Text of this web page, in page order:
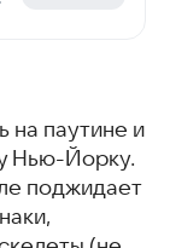
на паутине и
Нью-Йорку.
поджидает